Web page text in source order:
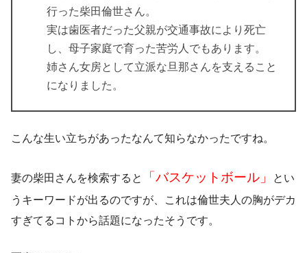
行った柴田倫世さん。
実は歯医者だった父親が交通事故により死亡
し、母子家庭で育った苦労人でもあります。
姉さん女房として立派な旦那さんを支えること
になりました。
こんな生い立ちがあったなんて知らなかったですね。
妻の柴田さんを検索すると 「バスケットボール」
とい
うキーワードが出るのですが、これは倫世夫人の胸がデカ
すぎてるコトから話題になったそうです。